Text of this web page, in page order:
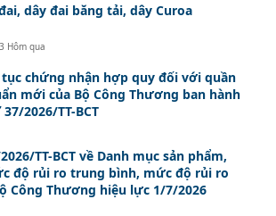
dây đai băng tải, dây Curoa
Hôm qua
chứng nhận hợp quy đối với quần
mới của Bộ Công Thương ban hành
2026/TT-BCT
TT-BCT về Danh mục sản phẩm,
độ rủi ro trung bình, mức độ rủi ro
Công Thương hiệu lực 1/7/2026